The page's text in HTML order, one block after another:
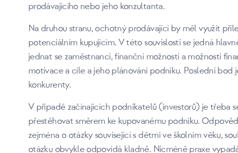
prodávajícího nebo jeho konzultanta.
Na druhou stranu, ochotný prodávající by měl využít
potenciálním kupujícím. V této souvislosti se jedná
jednat se zaměstnanci, finanční možnosti a možnosti
motivace a cíle a jeho plánování podniku. Poslední bod
konkurenty.
V případě začínajících podnikatelů (investorů) je třeba
přestěhovat směrem ke kupovanému podniku.
zejména o otázky související s dětmi ve školním věku,
otázku obvykle odpovídá kladně. Nicméně praxe